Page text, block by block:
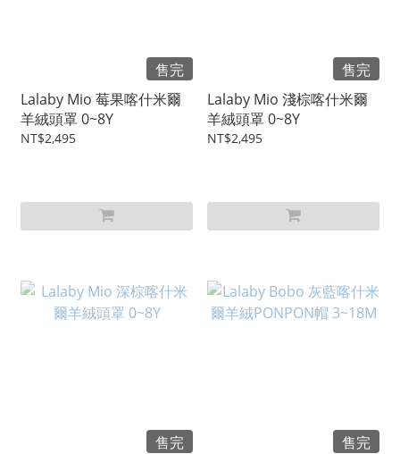
售完
Lalaby Mio 莓果喀什米爾
羊絨頭罩 0~8Y
NT$2,495
售完
Lalaby Mio 淺棕喀什米爾
羊絨頭罩 0~8Y
NT$2,495
售完
售完